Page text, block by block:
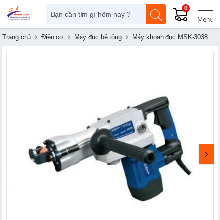
0
Trang chủ Điện cơ Máy đục bê tông Máy khoan đục MSK-3038